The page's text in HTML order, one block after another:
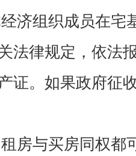
济组织成员在宅
法律规定，依法
证。如果政府征
租房与买房同权都